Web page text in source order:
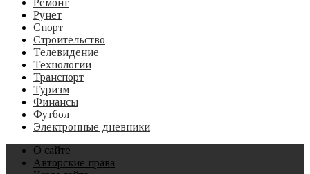
Ремонт
Рунет
Спорт
Строительство
Телевидение
Технологии
Транспорт
Туризм
Финансы
Футбол
Электронные дневники
О сайте
Авторские права